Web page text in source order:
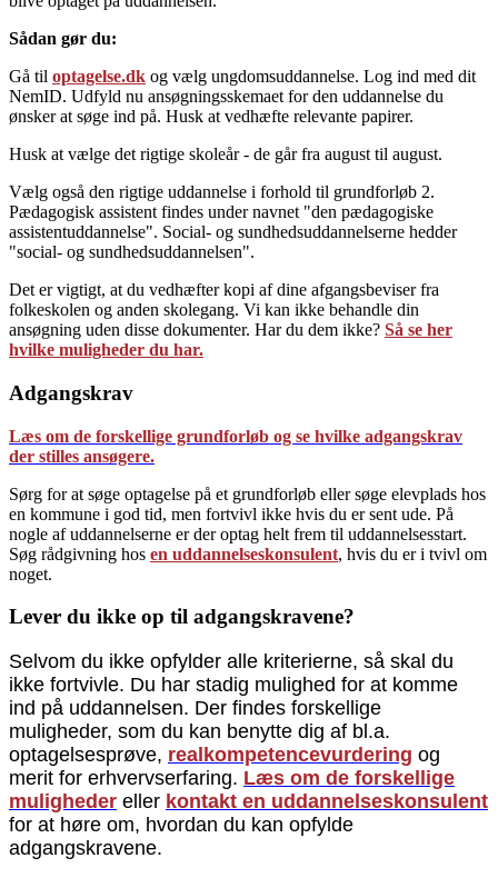
Sådan gør du:
Gå til optagelse.dk og vælg ungdomsuddannelse. Log ind med dit
NemID. Udfyld nu ansøgningsskemaet for den uddannelse du
ønsker at søge ind på. Husk at vedhæfte relevante papirer.
Husk at vælge det rigtige skoleår - de går fra august til august.
Vælg også den rigtige uddannelse i forhold til grundforløb 2.
Pædagogisk assistent findes under navnet "den pædagogiske
assistentuddannelse". Social- og sundhedsuddannelserne hedder
"social- og sundhedsuddannelsen".
Det er vigtigt, at du vedhæfter kopi af dine afgangsbeviser fra
folkeskolen og anden skolegang. Vi kan ikke behandle din
ansøgning uden disse dokumenter. Har du dem ikke? Så se her
hvilke muligheder du har.
Adgangskrav
Læs om de forskellige grundforløb og se hvilke adgangskrav
der stilles ansøgere.
Sørg for at søge optagelse på et grundforløb eller søge elevplads hos
en kommune i god tid, men fortvivl ikke hvis du er sent ude. På
nogle af uddannelserne er der optag helt frem til uddannelsesstart.
Søg rådgivning hos en uddannelseskonsulent, hvis du er i tvivl om
noget.
Lever du ikke op til adgangskravene?
Selvom du ikke opfylder alle kriterierne, så skal du
ikke fortvivle. Du har stadig mulighed for at komme
ind på uddannelsen. Der findes forskellige
muligheder, som du kan benytte dig af bl.a.
optagelsesprøve, realkompetencevurdering og
merit for erhvervserfaring. Læs om de forskellige
muligheder eller kontakt en uddannelseskonsulent
for at høre om, hvordan du kan opfylde
adgangskravene.